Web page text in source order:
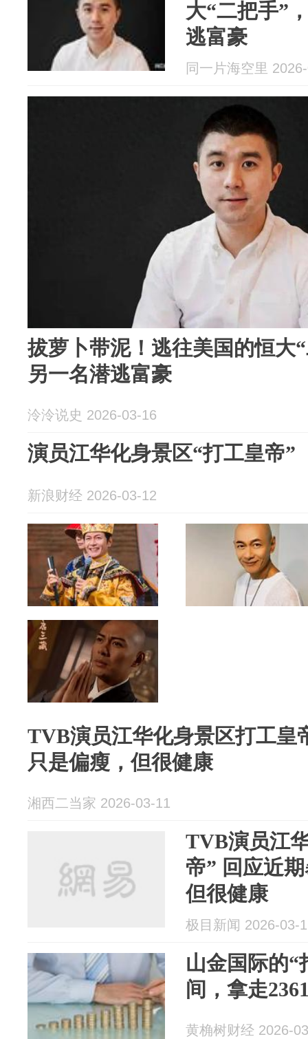
大“二把手”
逃富豪
同一片海空里
拔萝卜带泥！逃往美国的恒大
另一名潜逃富豪
泠泠说史 2026-03-16
演员江华化身景区“打工皇帝”
新浪财经 2026-03-12
TVB演员江华化身景区打工皇
只是偏瘦，但很健康
湘西二当家 2026-03-11
TVB演员江
帝” 回应近
但很健康
极目新闻 2026-03-
山金国际的“
间，拿走
黄桷树财经 2026-